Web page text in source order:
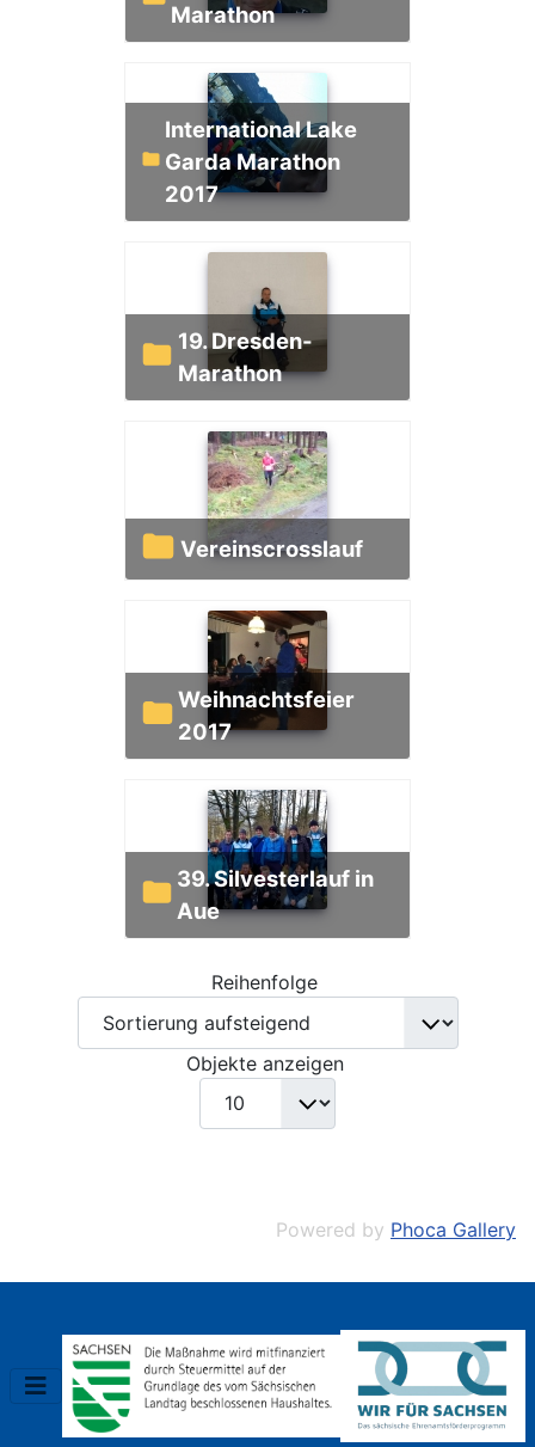
Marathon
International Lake
Garda Marathon
2017
19. Dresden-
Marathon
Vereinscrosslauf
Weihnachtsfeier
2017
39. Silvesterlauf in
Aue
Reihenfolge
Objekte anzeigen
Powered by Phoca Gallery